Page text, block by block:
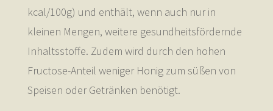
kcal/100g) und enthält, wenn auch nur in
kleinen Mengen, weitere gesundheitsfördernde
Inhaltsstoffe. Zudem wird durch den hohen
Fructose-Anteil weniger Honig zum süßen von
Speisen oder Getränken benötigt.